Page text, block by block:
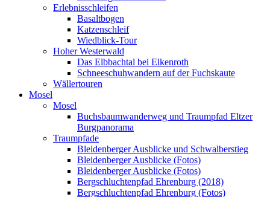
Erlebnisschleifen
Basaltbogen
Katzenschleif
Wiedblick-Tour
Hoher Westerwald
Das Elbbachtal bei Elkenroth
Schneeschuhwandern auf der Fuchskaute
Wällertouren
Mosel
Mosel
Buchsbaumwanderweg und Traumpfad Eltzer
Burgpanorama
Traumpfade
Bleidenberger Ausblicke und Schwalberstieg
Bleidenberger Ausblicke (Fotos)
Bleidenberger Ausblicke (Fotos)
Bergschluchtenpfad Ehrenburg (2018)
Bergschluchtenpfad Ehrenburg (Fotos)